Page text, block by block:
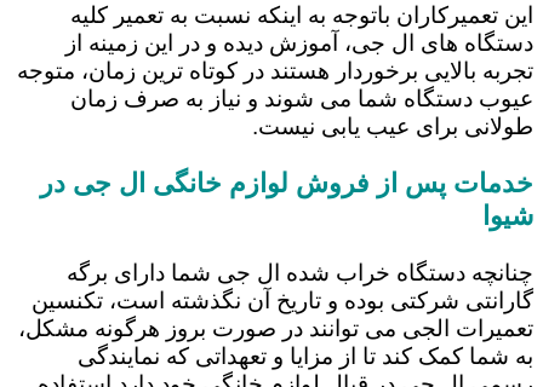
این تعمیرکاران باتوجه به اینکه نسبت به تعمیر کلیه
دستگاه های ال جی، آموزش دیده و در این زمینه از
تجربه بالایی برخوردار هستند در کوتاه ترین زمان، متوجه
عیوب دستگاه شما می شوند و نیاز به صرف زمان
طولانی برای عیب یابی نیست.
خدمات پس از فروش لوازم خانگی ال جی در
شیوا
چنانچه دستگاه خراب شده ال جی شما دارای برگه
گارانتی شرکتی بوده و تاریخ آن نگذشته است، تکنسین
تعمیرات الجی می توانند در صورت بروز هرگونه مشکل،
به شما کمک کند تا از مزایا و تعهداتی که نمایندگی